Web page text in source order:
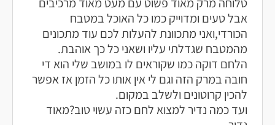
אבל טעים ומדוייק כמו כל האוכל במטבח
הכורדי,ואני מתכוונת להעלות לכם עוד מתכונים
מהמטבח שגדלתי עליו ושאני כל כך אוהבת.
הלחם דוקה כמו שקוראים לו במושב שלי הוא די
חובה במרק הזה וגם לי אין אותו כל הזמן אז אפשר
להכין קרוטונים ולשלב במקום.
ועד כמה נדיר למצוא לחם כזה עשוי טוב?מאוד